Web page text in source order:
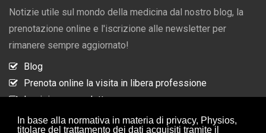
In base alla normativa in materia di privacy, Physios,
titolare del trattamento dei dati acquisiti tramite il
Notizie utile sul mondo della medicina dal nostro blog, la
prenotazione online e l'iscrizione alle newsletter per
rimanere sempre aggiornato!
Blog
Prenota online la visita in libera professione
Iscrizione newsletter
Collaborazioni